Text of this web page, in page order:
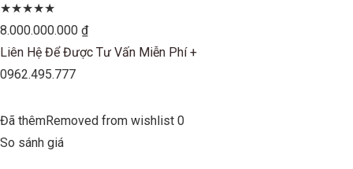
★★★★★
8.000.000.000 ₫
Liên Hệ Để Được Tư Vấn Miễn Phí +
0962.495.777
Đã thêmRemoved from wishlist 0
So sánh giá